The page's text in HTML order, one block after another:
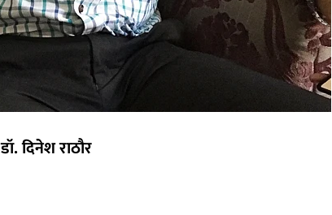
डॉ. दिनेश राठौर